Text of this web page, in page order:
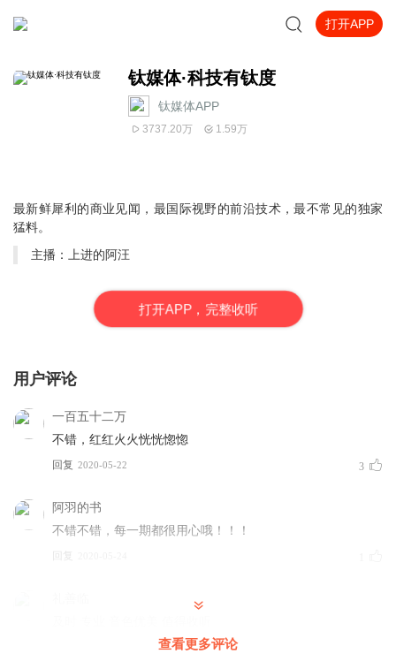
打开APP
钛媒体·科技有钛度
钛媒体APP
3737.20万 1.59万
最新鲜犀利的商业见闻，最国际视野的前沿技术，最不常见的独家
猛料。
主播：
上进的阿汪
打开APP，完整收听
用户评论
一百五十二万
不错，红红火火恍恍惚惚
回复 2020-05-22 3
阿羽的书
不错不错，每一期都很用心哦！！！
回复
查看更多评论